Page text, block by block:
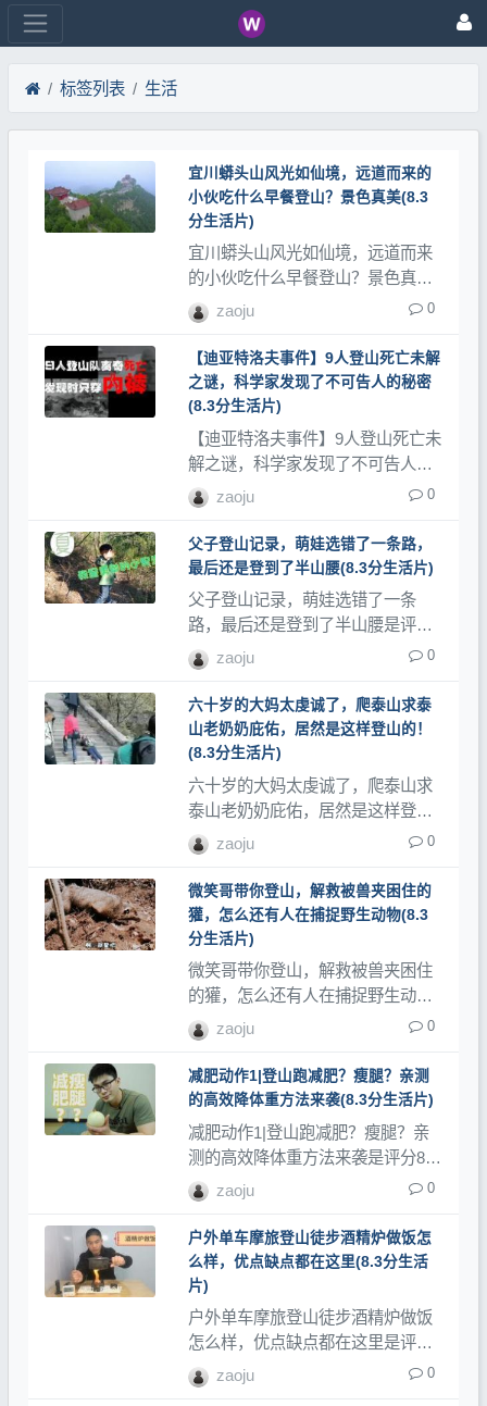
标签列表 生活
宜川蟒头山风光如仙境，远道而来的
小伙吃什么早餐登山？景色真美(8.3
分生活片)
宜川蟒头山风光如仙境，远道而来
的小伙吃什么早餐登山？景色真美
是评分8.3分的生活类，登山网记录
了大量登山视频、登山教程和登山
记录片。
zaoju 0
【迪亚特洛夫事件】9人登山死亡未解
之谜，科学家发现了不可告人的秘密
(8.3分生活片)
【迪亚特洛夫事件】9人登山死亡未
解之谜，科学家发现了不可告人的
秘密是评分8.3分的生活类，登山网
记录了大量登山视频、登山教程和
登山记录片。
zaoju 0
父子登山记录，萌娃选错了一条路，
最后还是登到了半山腰(8.3分生活片)
父子登山记录，萌娃选错了一条
路，最后还是登到了半山腰是评分
8.3分的生活类，登山网记录了大量
登山视频、登山教程和登山记录
片。
zaoju 0
六十岁的大妈太虔诚了，爬泰山求泰
山老奶奶庇佑，居然是这样登山的！
(8.3分生活片)
六十岁的大妈太虔诚了，爬泰山求
泰山老奶奶庇佑，居然是这样登山
的！是评分8.3分的生活类，登山网
记录了大量登山视频、登山教程和
登山记录片。
zaoju 0
微笑哥带你登山，解救被兽夹困住的
獾，怎么还有人在捕捉野生动物(8.3
分生活片)
微笑哥带你登山，解救被兽夹困住
的獾，怎么还有人在捕捉野生动物
是评分8.3分的生活类，登山网记录
了大量登山视频、登山教程和登山
记录片。
zaoju 0
减肥动作1|登山跑减肥？瘦腿？亲测
的高效降体重方法来袭(8.3分生活片)
减肥动作1|登山跑减肥？瘦腿？亲
测的高效降体重方法来袭是评分8.3
分的生活类，登山网记录了大量登
山视频、登山教程和登山记录片。
zaoju 0
户外单车摩旅登山徒步酒精炉做饭怎
么样，优点缺点都在这里(8.3分生活
片)
户外单车摩旅登山徒步酒精炉做饭
怎么样，优点缺点都在这里是评分
8.3分的生活类，登山网记录了大量
登山视频、登山教程和登山记录
zaoju 0